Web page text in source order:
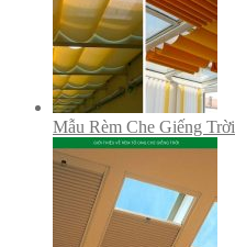
Mẫu Rèm Che Giếng Trời